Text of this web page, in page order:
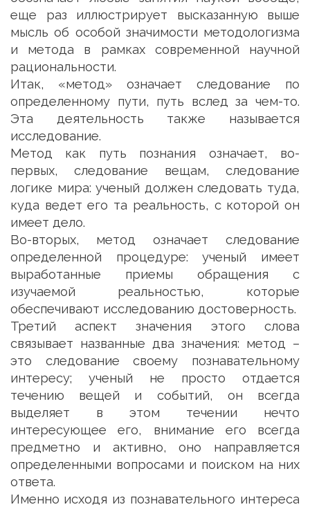
еще раз иллюстрирует высказанную выше
мысль об особой значимости методологизма
и метода в рамках современной научной
рациональности.
Итак, «метод» означает следование по
определенному пути, путь вслед за чем-то.
Эта деятельность также называется
исследование.
Метод как путь познания означает, во-
первых, следование вещам, следование
логике мира: ученый должен следовать туда,
куда ведет его та реальность, с которой он
имеет дело.
Во-вторых, метод означает следование
определенной процедуре: ученый имеет
выработанные приемы обращения с
изучаемой реальностью, которые
обеспечивают исследованию достоверность.
Третий аспект значения этого слова
связывает названные два значения: метод –
это следование своему познавательному
интересу; ученый не просто отдается
течению вещей и событий, он всегда
выделяет в этом течении нечто
интересующее его, внимание его всегда
предметно и активно, оно направляется
определенными вопросами и поиском на них
ответа.
Именно исходя из познавательного интереса